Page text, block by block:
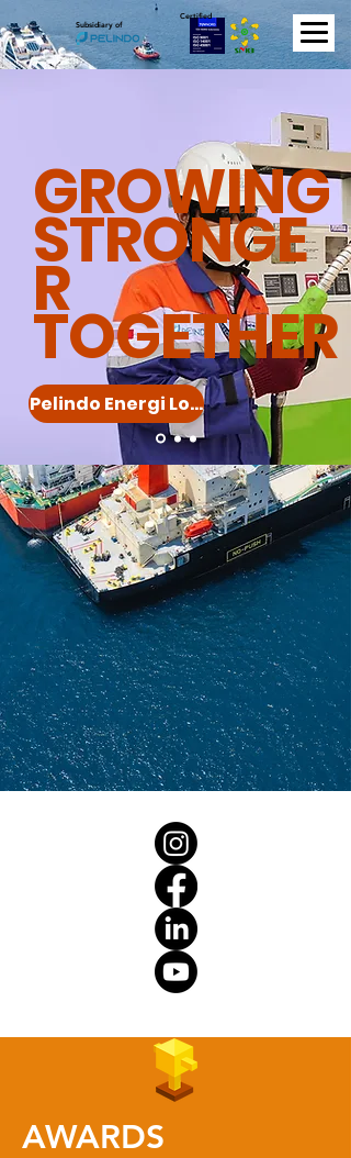
Subsidiary of
Certified
GROWING
STRONGE
R
TOGETHER
Pelindo Energi Logistik
AWARDS